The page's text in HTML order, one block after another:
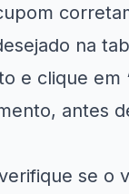
na
e clique em
antes
se o